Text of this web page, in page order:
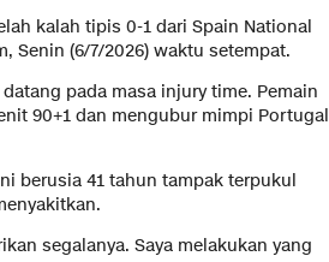
kalah tipis 0-1 dari Spain National
Senin (6/7/2026) waktu setempat.
pada masa injury time. Pemain
90+1 dan mengubur mimpi Portugal
berusia 41 tahun tampak terpukul
segalanya. Saya melakukan yang